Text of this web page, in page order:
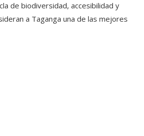
de biodiversidad, accesibilidad y
a Taganga una de las mejores